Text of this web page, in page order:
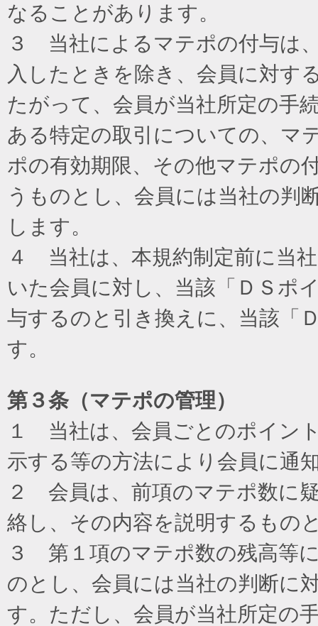
なることがあります。
３ 当社によるマテポの付与は
入したときを除き、会員に対す
たがって、会員が当社所定の手
ある特定の取引についての、マ
ポの有効期限、その他マテポの
うものとし、会員には当社の判
します。
４ 当社は、本規約制定前に当
いた会員に対し、当該「ＤＳポ
与するのと引き換えに、当該「
す。
第３条（マテポの管理）
１ 当社は、会員ごとのポイン
示する等の方法により会員に通
２ 会員は、前項のマテポ数に
絡し、その内容を説明するもの
３ 第１項のマテポ数の残高等
のとし、会員には当社の判断に
す。ただし、会員が当社所定の